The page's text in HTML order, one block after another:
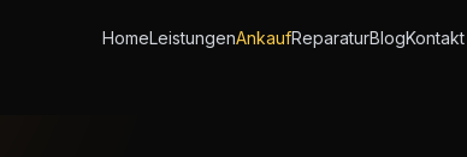
HomeLeistungenAnkaufReparaturBlogKontakt